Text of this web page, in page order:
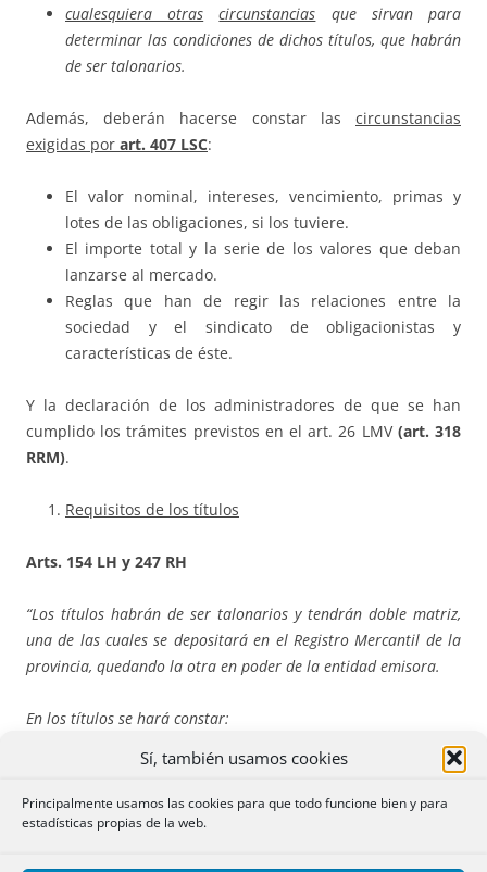
Sí, también usamos cookies
Principalmente usamos las cookies para que todo funcione bien y para
estadísticas propias de la web.
cualesquiera otras
circunstancias que sirvan para
determinar las condiciones de dichos títulos, que habrán
de ser talonarios.
Además, deberán hacerse constar las circunstancias
exigidas por art. 407 LSC:
El valor nominal, intereses, vencimiento, primas y
lotes de las obligaciones, si los tuviere.
El importe total y la serie de los valores que deban
lanzarse al mercado.
Reglas que han de regir las relaciones entre la
sociedad y el sindicato de obligacionistas y
características de éste.
Y la declaración de los administradores de que se han
cumplido los trámites previstos en el art. 26 LMV (art. 318
RRM).
Requisitos de los títulos
Arts. 154 LH y 247 RH
“Los títulos habrán de ser talonarios y tendrán doble matriz,
una de las cuales se depositará en el Registro Mercantil de la
provincia, quedando la otra en poder de la entidad emisora.
En los títulos se hará constar:
La fecha y Notario autorizante de la escritura
Identificacióny fecha de su inscripción en los Registros
de la Propiedad y en el Mercantil, cuando sea procedente.